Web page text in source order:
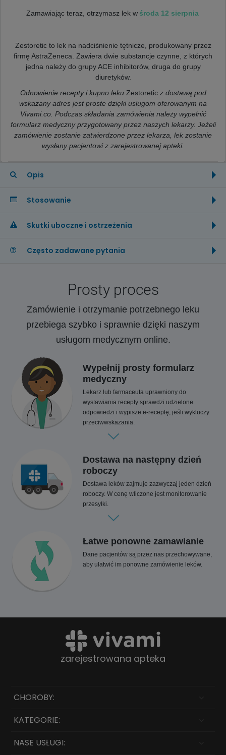
Zamawiając teraz, otrzymasz lek w środa 12 sierpnia
Zestoretic to lek na nadciśnienie tętnicze, produkowany przez
firmę AstraZeneca. Zawiera dwie substancje czynne, z których
jedna należy do grupy ACE inhibitorów, druga do grupy
diuretyków.
Odnowienie recepty i kupno leku Zestoreticz dostawą pod
wskazany adres jest proste dzięki usługom oferowanym na
Vivami.co. Podczas składania zamówienia należy wypełnić
formularz medyczny przygotowany przez naszych lekarzy. Jeżeli
zamówienie zostanie zatwierdzone przez lekarza, lek zostanie
wysłany pacjentowi z zarejestrowanej apteki.
Opis
Stosowanie
Skutki uboczne i ostrzeżenia
Często zadawane pytania
Prosty proces
Zamówienie i otrzymanie potrzebnego leku
przebiega szybko i sprawnie dzięki naszym
usługom medycznym online.
Wypełnij prosty formularz
medyczny
Lekarz lub farmaceuta uprawniony do
wystawiania recepty sprawdzi udzielone
odpowiedzi i wypisze e-receptę, jeśli wykluczy
przeciwwskazania.
Dostawa na następny dzień
roboczy
Dostawa leków zajmuje zazwyczaj jeden dzień
roboczy. W cenę wliczone jest monitorowanie
przesyłki.
Łatwe ponowne zamawianie
Dane pacjentów są przez nas przechowywane,
aby ułatwić im ponowne zamówienie leków.
zarejestrowana apteka
CHOROBY:
KATEGORIE:
NASE USŁUGI: